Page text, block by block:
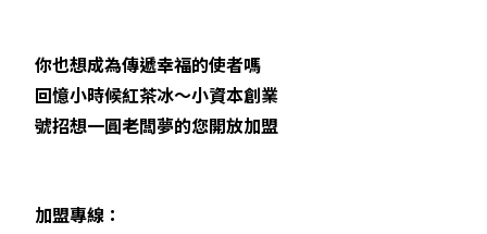
你也想成為傳遞幸福的使者嗎
回憶小時候紅茶冰～小資本創業
號招想一圓老闆夢的您開放加盟
加盟專線：